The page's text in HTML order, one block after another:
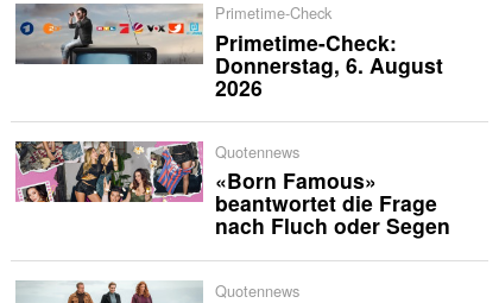
Primetime-Check
Primetime-Check:
Donnerstag, 6. August
2026
Quotennews
«Born Famous»
beantwortet die Frage
nach Fluch oder Segen
Quotennews